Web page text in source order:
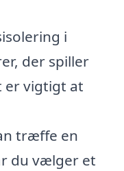
i
der spiller
er vigtigt at
træffe en
du vælger et